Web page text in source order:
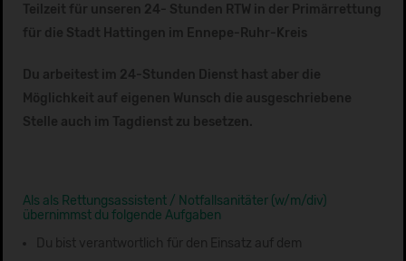
Teilzeit für unseren 24- Stunden RTW in der Primärrettung
für die Stadt Hattingen im Ennepe-Ruhr-Kreis
Du arbeitest im 24-Stunden Dienst hast aber die
Möglichkeit auf eigenen Wunsch die ausgeschriebene
Stelle auch im Tagdienst zu besetzen.
Als als Rettungsassistent / Notfallsanitäter (w/m/div)
übernimmst du folgende Aufgaben
Du bist verantwortlich für den Einsatz auf dem